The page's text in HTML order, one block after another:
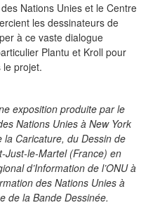
Nations Unies et le Centre
les dessinateurs de
à ce vaste dialogue
Plantu et Kroll pour
le projet.
exposition produite par le
Nations Unies à New York
Caricature, du Dessin de
Just-le-Martel (France) en
d’Information de l’ONU à
des Nations Unies à
de la Bande Dessinée.